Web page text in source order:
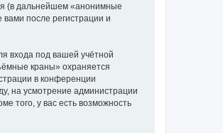
(в дальнейшем «анонимные
после регистрации и
входа под вашей учётной
краны» охраняется
в конференции
на усмотрение администрации
того, у вас есть возможность